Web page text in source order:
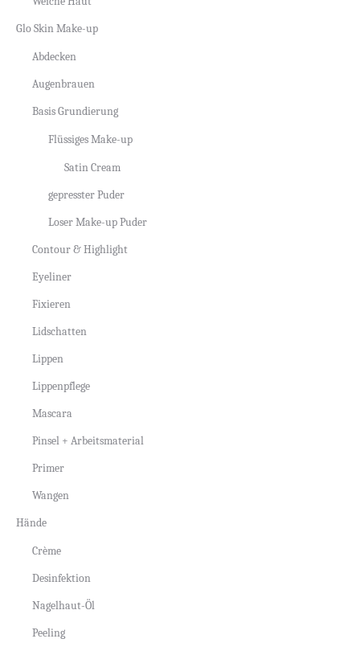
Glo Skin Make-up
Abdecken
Augenbrauen
Basis Grundierung
Flüssiges Make-up
Satin Cream
gepresster Puder
Loser Make-up Puder
Contour & Highlight
Eyeliner
Fixieren
Lidschatten
Lippen
Lippenpflege
Mascara
Pinsel + Arbeitsmaterial
Primer
Wangen
Hände
Crème
Desinfektion
Nagelhaut-Öl
Peeling